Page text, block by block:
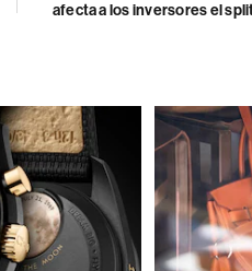
afecta a los inversores el